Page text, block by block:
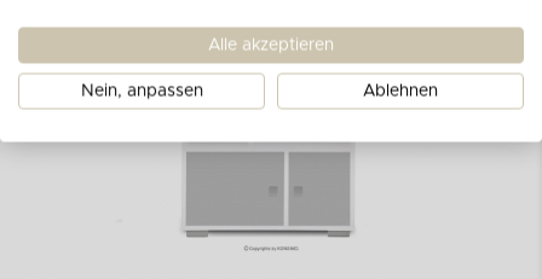
Alle akzeptieren
Nein, anpassen Ablehnen